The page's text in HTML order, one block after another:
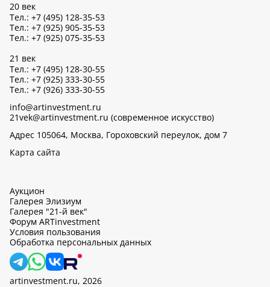
20 век
Тел.: +7 (495) 128-35-53
Тел.: +7 (925) 905-35-53
Тел.: +7 (925) 075-35-53
21 век
Тел.: +7 (495) 128-30-55
Тел.: +7 (925) 333-30-55
Тел.: +7 (926) 333-30-55
info@artinvestment.ru
21vek@artinvestment.ru (современное искусство)
Адрес 105064, Москва, Гороховский переулок, дом 7
Карта сайта
Аукцион
Галерея Элизиум
Галерея "21-й век"
Форум ARTinvestment
Условия пользования
Обработка персональных данных
artinvestment.ru, 2026